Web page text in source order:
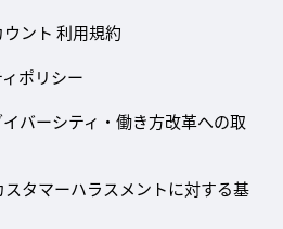
ント 利用規約
ポリシー
バーシティ・働き方改革への取
スタマーハラスメントに対する基